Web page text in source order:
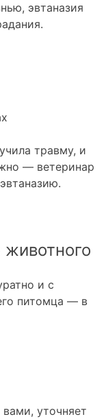
эвтаназия
травму, и
— ветеринар
и с
питомца — в
уточняет